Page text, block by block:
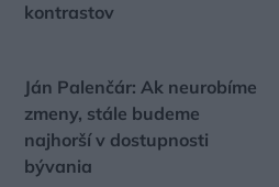
kontrastov
Ján Palenčár: Ak neurobíme
zmeny, stále budeme
najhorší v dostupnosti
bývania